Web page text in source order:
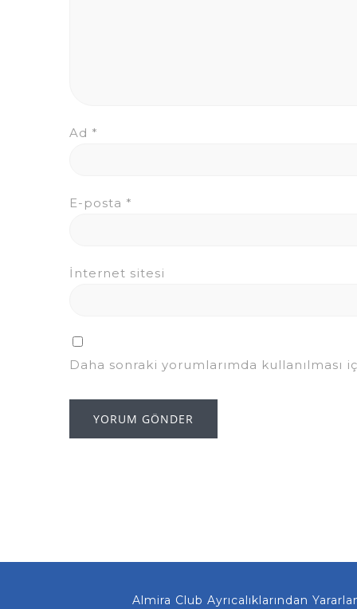
Ad *
E-posta *
İnternet sitesi
Daha sonraki yorumlarımda kullanılması
Almira Club Ayrıcalıklarından